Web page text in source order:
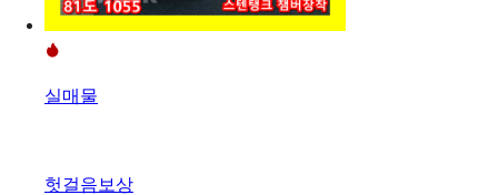
실매물
헛걸음보상